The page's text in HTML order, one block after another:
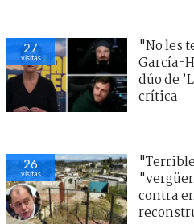
27
visitas
"No les
García-
dúo de
crítica
26
visitas
contra